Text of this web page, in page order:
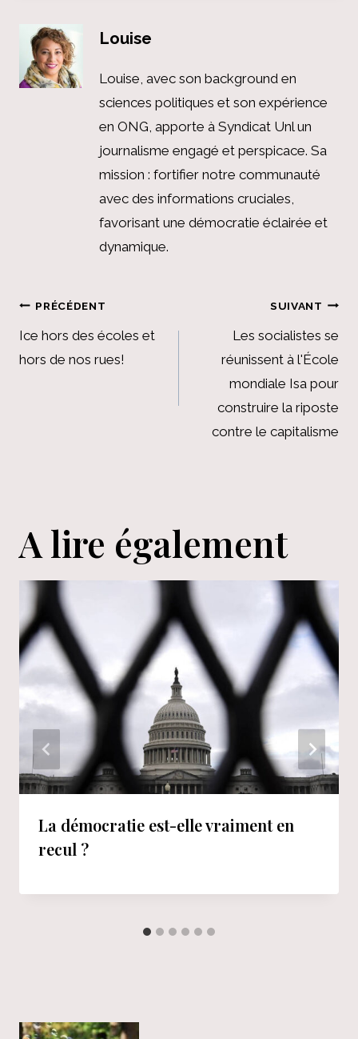
Louise
Louise, avec son background en
sciences politiques et son expérience
en ONG, apporte à Syndicat Unl un
journalisme engagé et perspicace. Sa
mission : fortifier notre communauté
avec des informations cruciales,
favorisant une démocratie éclairée et
dynamique.
Navigation
de
PRÉCÉDENT
Ice hors des écoles et
hors de nos rues!
SUIVANT
Les socialistes se
réunissent à l'École
mondiale Isa pour
construire la riposte
contre le capitalisme
A lire également
La démocratie est-elle vraiment en
recul ?